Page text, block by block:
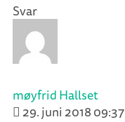
Svar
møyfrid Hallset
29. juni 2018 09:37